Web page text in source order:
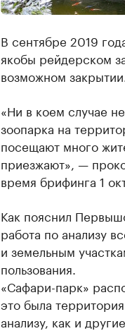
В сентябре 2019
якобы рейдерском
возможном закрытии.
«Ни в коем случае
зоопарка на
посещают много
приезжают», —
время брифинга 1
Как пояснил
работа по анализу
и земельным
пользования.
«Сафари-парк»
это была
анализу, как и